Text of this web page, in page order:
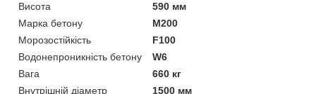
Висота
590 мм
Марка бетону
М200
Морозостійкість
F100
Водонепроникність бетону
W6
Вага
660 кг
Внутрішній діаметр
1500 мм